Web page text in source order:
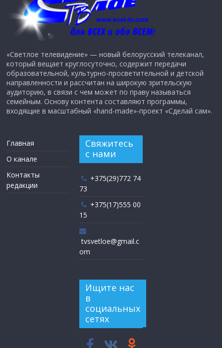
«Светлое телевидение» — новый белорусский телеканал,
который вещает круглосуточно, содержит передачи
образовательной, культурно-просветительной и детской
направленности и рассчитан на широкую зрительскую
аудиторию, в связи с чем может по праву называться
семейным. Основу контента составляют программы,
входящие в масштабный «hand-made»-проект «Сделай сам».
Главная
О канале
Контакты
редакции
Свяжитесь
с нами
+375(29)772 74
73
+375(17)555 00
15
tvsvetloe@gmail.c
om
Ищите нас
в
социальных
сетях